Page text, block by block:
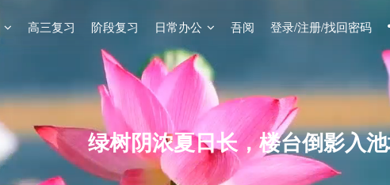
高三复习 阶段复习 日常办公 吾阅 登录/注册/找回密码
绿树阴浓夏日长，楼台倒影入